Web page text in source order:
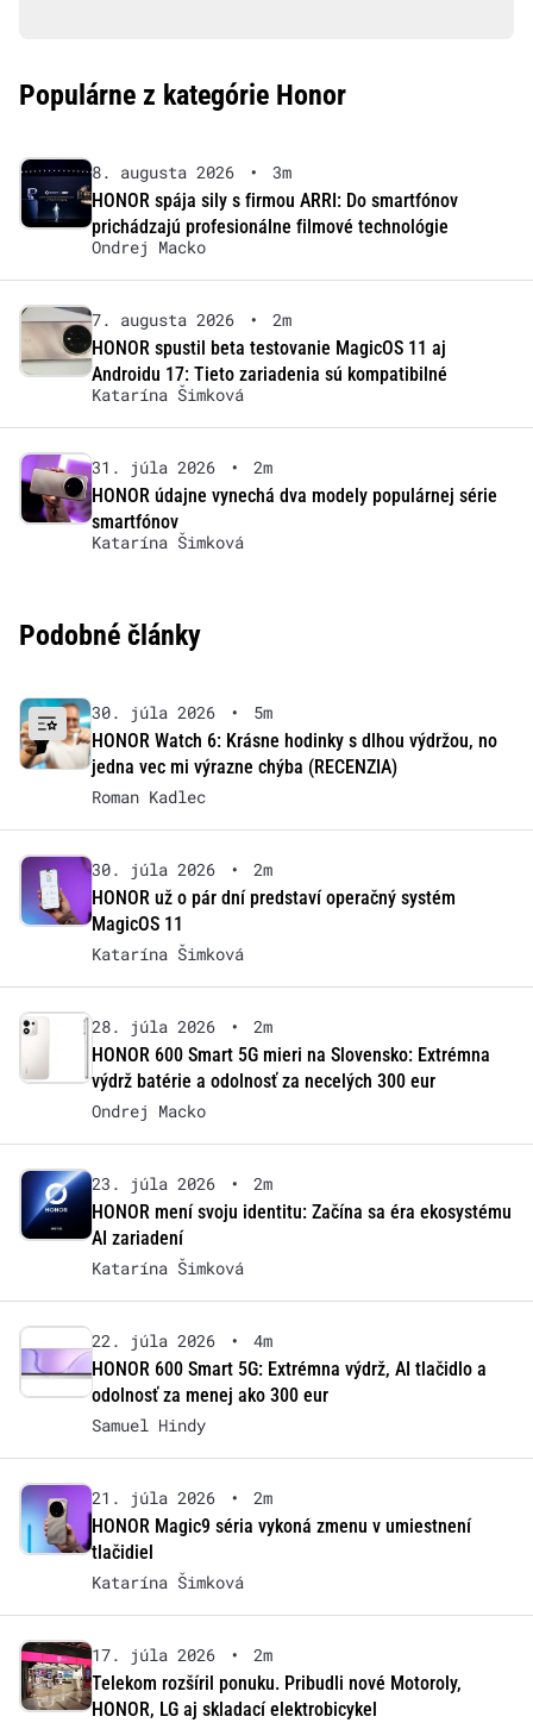
Populárne z kategórie Honor
8. augusta 2026 •
3m
HONOR spája sily s firmou ARRI: Do smartfónov
prichádzajú profesionálne filmové technológie
Ondrej Macko
7. augusta 2026 •
2m
HONOR spustil beta testovanie MagicOS 11 aj
Androidu 17: Tieto zariadenia sú kompatibilné
Katarína Šimková
31. júla 2026 •
2m
HONOR údajne vynechá dva modely populárnej série
smartfónov
Katarína Šimková
Podobné články
30. júla 2026 •
5m
HONOR Watch 6: Krásne hodinky s dlhou výdržou, no
jedna vec mi výrazne chýba (RECENZIA)
Roman Kadlec
30. júla 2026 •
2m
HONOR už o pár dní predstaví operačný systém
MagicOS 11
Katarína Šimková
28. júla 2026 •
2m
HONOR 600 Smart 5G mieri na Slovensko: Extrémna
výdrž batérie a odolnosť za necelých 300 eur
Ondrej Macko
23. júla 2026 •
2m
HONOR mení svoju identitu: Začína sa éra ekosystému
AI zariadení
Katarína Šimková
22. júla 2026 •
4m
HONOR 600 Smart 5G: Extrémna výdrž, AI tlačidlo a
odolnosť za menej ako 300 eur
Samuel Hindy
21. júla 2026 •
2m
HONOR Magic9 séria vykoná zmenu v umiestnení
tlačidiel
Katarína Šimková
17. júla 2026 •
2m
Telekom rozšíril ponuku. Pribudli nové Motoroly,
HONOR, LG aj skladací elektrobicykel